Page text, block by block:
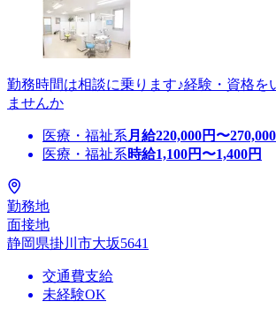
勤務時間は相談に乗ります♪経験・資格を
ませんか
医療・福祉系 月給220,000円〜270,000
医療・福祉系時給1,100円〜1,400円
勤務地
面接地
静岡県掛川市大坂5641
交通費支給
未経験OK